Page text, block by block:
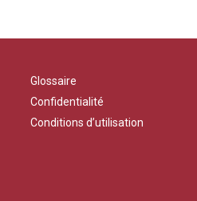
Glossaire
Confidentialité
Conditions d’utilisation